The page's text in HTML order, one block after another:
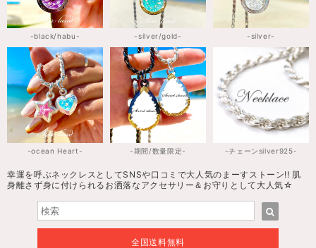
-black/habu- -silver/gold- -silver-
-ocean Heart- -期間/数量限定- -チェーンsilver925-
幸運を呼ぶネックレスとしてSNSや口コミで大人気のまーすストーン!! 肌
身離さず身に付けられるお洒落なアクセサリー＆お守りとして大人気☆
全国送料無料